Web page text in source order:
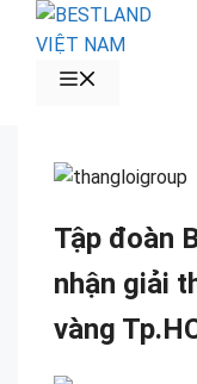
Chuyển
Tập đoàn
nhận giải
vàng